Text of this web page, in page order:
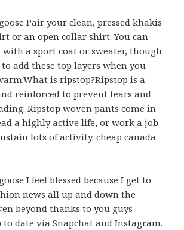
Pair your clean, pressed khakis
or an open collar shirt. You can
a sport coat or sweater, though
add these top layers when you
is ripstop?Ripstop is a
reinforced to prevent tears and
Ripstop woven pants come in
a highly active life, or work a job
lots of activity. cheap canada
I feel blessed because I get to
news all up and down the
beyond thanks to you guys
to date via Snapchat and Instagram.